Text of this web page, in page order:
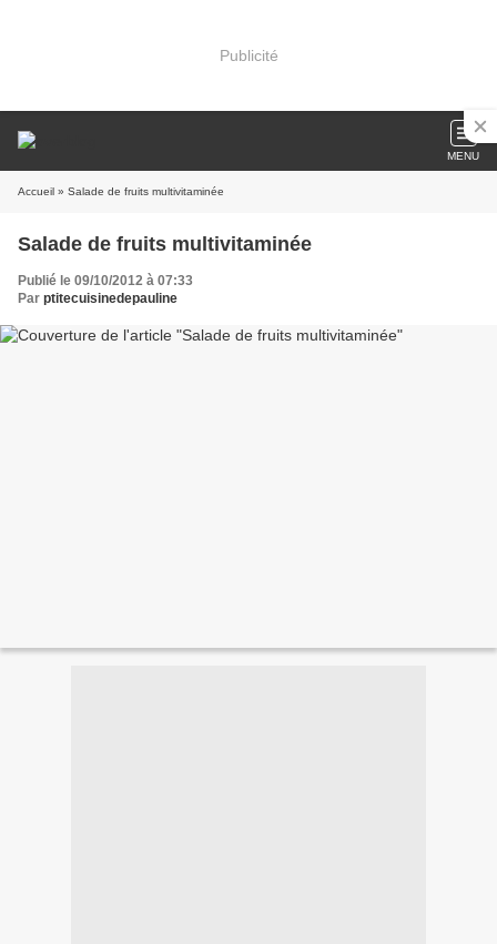
Publicité
MENU
Accueil » Salade de fruits multivitaminée
Salade de fruits multivitaminée
Publié le 09/10/2012 à 07:33
Par ptitecuisinedepauline